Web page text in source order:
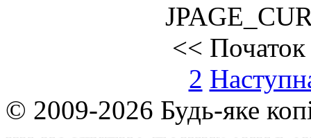
<< Початок
2
© 2009-2026 Будь-яке